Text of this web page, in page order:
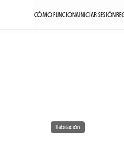
CÓMO FUNCIONAINICIAR SESIÓN
Habitación